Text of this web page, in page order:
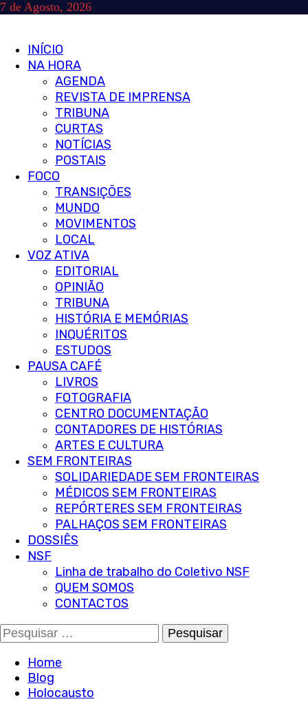
Skip
7 de Agosto, 2026
Primary
Menu
INÍCIO
NA HORA
AGENDA
REVISTA DE IMPRENSA
TRIBUNA
CURTAS
NOTÍCIAS
POSTAIS
FOCO
TRANSIÇÕES
MUNDO
MOVIMENTOS
LOCAL
VOZ ATIVA
EDITORIAL
OPINIÃO
TRIBUNA
HISTÓRIA E MEMÓRIAS
INQUÉRITOS
ESTUDOS
PAUSA CAFÉ
LIVROS
FOTOGRAFIA
CENTRO DOCUMENTAÇÃO
CONTADORES DE HISTÓRIAS
ARTES E CULTURA
SEM FRONTEIRAS
SOLIDARIEDADE SEM FRONTEIRAS
MÉDICOS SEM FRONTEIRAS
REPÓRTERES SEM FRONTEIRAS
PALHAÇOS SEM FRONTEIRAS
DOSSIÊS
NSF
Linha de trabalho do Coletivo NSF
QUEM SOMOS
CONTACTOS
Pesquisar
por:
Home
Blog
Holocausto